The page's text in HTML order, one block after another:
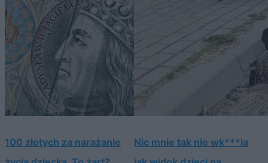
100 złotych za narażanie
Nic mnie tak nie wk***ia